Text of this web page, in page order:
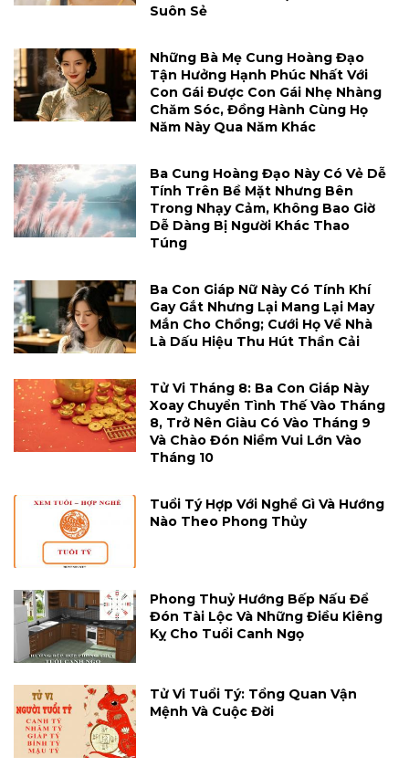
Suôn Sẻ
Những Bà Mẹ Cung Hoàng Đạo
Tận Hưởng Hạnh Phúc Nhất Với
Con Gái Được Con Gái Nhẹ Nhàng
Chăm Sóc, Đồng Hành Cùng Họ
Năm Này Qua Năm Khác
Ba Cung Hoàng Đạo Này Có Vẻ Dễ
Tính Trên Bề Mặt Nhưng Bên
Trong Nhạy Cảm, Không Bao Giờ
Dễ Dàng Bị Người Khác Thao
Túng
Ba Con Giáp Nữ Này Có Tính Khí
Gay Gắt Nhưng Lại Mang Lại May
Mắn Cho Chồng; Cưới Họ Về Nhà
Là Dấu Hiệu Thu Hút Thần Cải
Tử Vi Tháng 8: Ba Con Giáp Này
Xoay Chuyển Tình Thế Vào Tháng
8, Trở Nên Giàu Có Vào Tháng 9
Và Chào Đón Niềm Vui Lớn Vào
Tháng 10
Tuổi Tý Hợp Với Nghề Gì Và Hướng
Nào Theo Phong Thủy
Phong Thuỷ Hướng Bếp Nấu Để
Đón Tài Lộc Và Những Điều Kiêng
Kỵ Cho Tuổi Canh Ngọ
Tử Vi Tuổi Tý: Tổng Quan Vận
Mệnh Và Cuộc Đời